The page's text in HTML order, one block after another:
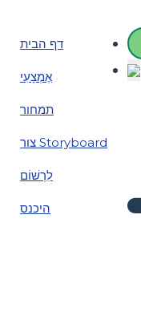
דף הבית
אֶמְצָעִי
תמחור
צור Storyboard
לִרְשׁוֹם
היכנס